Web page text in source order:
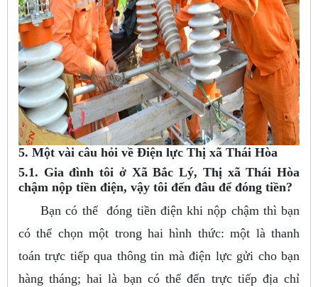
5. Một vài câu hỏi về Điện lực Thị xã Thái Hòa
5.1. Gia đình tôi ở Xã Bắc Lý, Thị xã Thái Hòa
chậm nộp tiền điện, vậy tôi đến đâu để đóng tiền?
Bạn có thể đóng tiền điện khi nộp chậm thì bạn
có thể chọn một trong hai hình thức: một là thanh
toán trực tiếp qua thông tin mà điện lực gửi cho bạn
hàng tháng; hai là bạn có thể đến trực tiếp địa chỉ